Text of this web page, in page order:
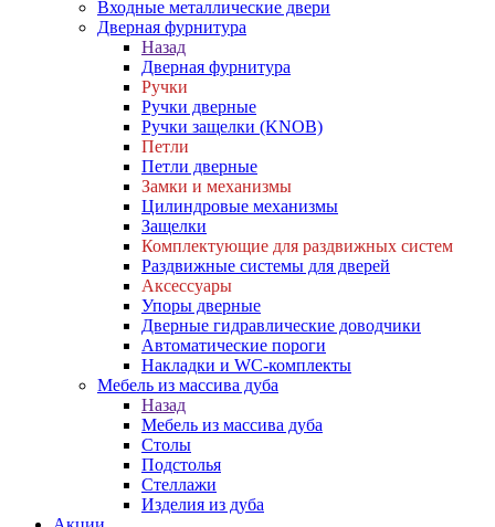
Входные металлические двери
Дверная фурнитура
Назад
Дверная фурнитура
Ручки
Ручки дверные
Ручки защелки (KNOB)
Петли
Петли дверные
Замки и механизмы
Цилиндровые механизмы
Защелки
Комплектующие для раздвижных систем
Раздвижные системы для дверей
Аксессуары
Упоры дверные
Дверные гидравлические доводчики
Автоматические пороги
Накладки и WC-комплекты
Мебель из массива дуба
Назад
Мебель из массива дуба
Столы
Подстолья
Стеллажи
Изделия из дуба